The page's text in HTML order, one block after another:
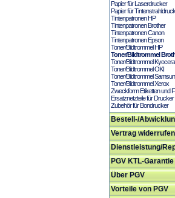
Papier für Laserdrucker
Papier für
Tintenpatronen HP
Tintenpatronen Brother
Tintenpatronen Canon
Tintenpatronen Epson
Toner/Bildtrommel HP
Toner/Bildtrommel
Toner/Bildtrommel Kyocera
Toner/Bildtrommel OKI
Toner/Bildtrommel
Toner/Bildtrommel Xerox
Zweckform Etiketten und
Ersatznetzteile für Drucker
Zubehör für Bondrucker
Bestell-/
Vertrag widerrufen
Dienstleistung/
PGV KTL-Garantie
Über PGV
Vorteile von PGV